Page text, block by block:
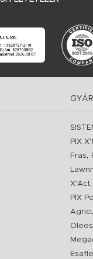
PIX
Fras,
X'Act,
PIX